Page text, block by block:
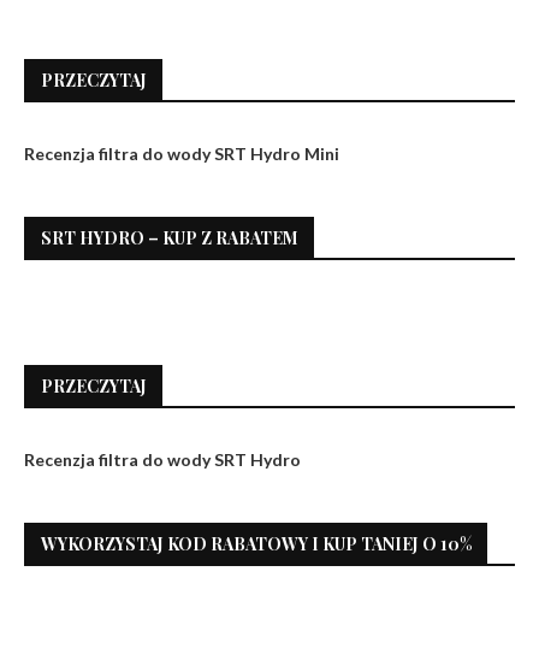
PRZECZYTAJ
Recenzja filtra do wody SRT Hydro Mini
SRT HYDRO – KUP Z RABATEM
PRZECZYTAJ
Recenzja filtra do wody SRT Hydro
WYKORZYSTAJ KOD RABATOWY I KUP TANIEJ O 10%